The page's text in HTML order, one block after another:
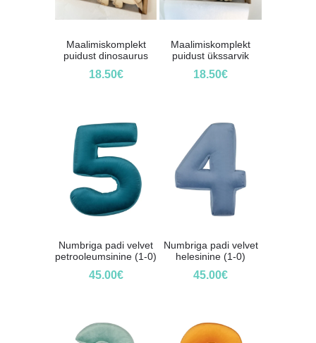
Maalimiskomplekt
puidust dinosaurus
18.50€
Maalimiskomplekt
puidust ükssarvik
18.50€
Numbriga padi velvet
petrooleumsinine (1-0)
45.00€
Numbriga padi velvet
helesinine (1-0)
45.00€